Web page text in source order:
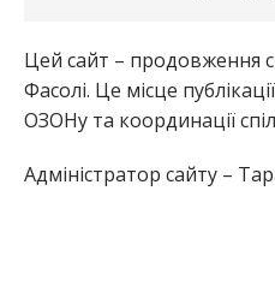
Цей сайт – продовження
Фасолі. Це місце
ОЗОНу та координації
Адміністратор сайту –